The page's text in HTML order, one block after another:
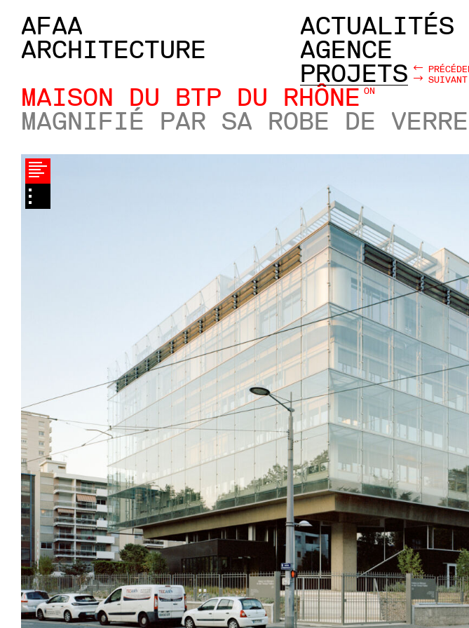
AFAA
ARCHITECTURE
ACTUALITÉS
AGENCE
PROJETS
SUIVANT
MAISON DU BTP DU RHÔNE ON
MAGNIFIÉ PAR SA ROBE DE